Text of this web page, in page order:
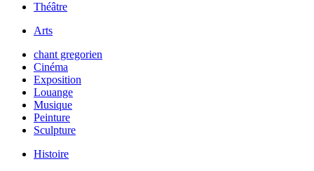
Théâtre
Arts
chant gregorien
Cinéma
Exposition
Louange
Musique
Peinture
Sculpture
Histoire